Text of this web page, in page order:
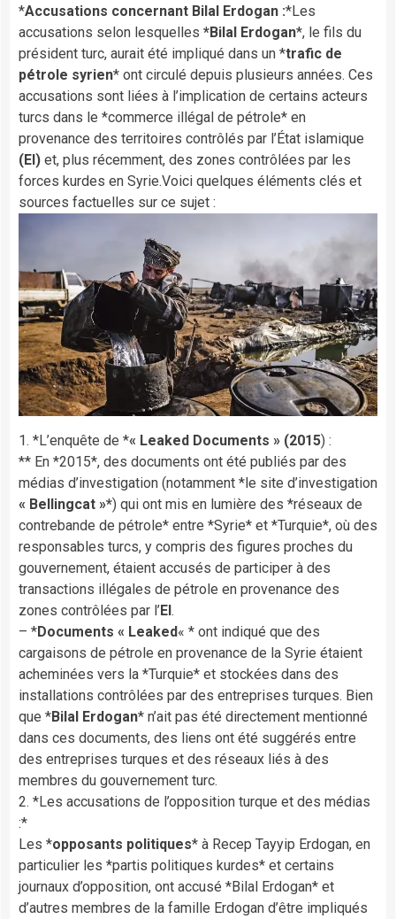
*Accusations concernant Bilal Erdogan :*Les
accusations selon lesquelles *Bilal Erdogan*, le fils du
président turc, aurait été impliqué dans un *trafic de
pétrole syrien* ont circulé depuis plusieurs années. Ces
accusations sont liées à l’implication de certains acteurs
turcs dans le *commerce illégal de pétrole* en
provenance des territoires contrôlés par l’État islamique
(EI) et, plus récemment, des zones contrôlées par les
forces kurdes en Syrie.Voici quelques éléments clés et
sources factuelles sur ce sujet :
1. *L’enquête de *« Leaked Documents » (2015) :
** En *2015*, des documents ont été publiés par des
médias d’investigation (notamment *le site d’investigation
« Bellingcat »*) qui ont mis en lumière des *réseaux de
contrebande de pétrole* entre *Syrie* et *Turquie*, où des
responsables turcs, y compris des figures proches du
gouvernement, étaient accusés de participer à des
transactions illégales de pétrole en provenance des
zones contrôlées par l’EI.
– *Documents « Leaked« * ont indiqué que des
cargaisons de pétrole en provenance de la Syrie étaient
acheminées vers la *Turquie* et stockées dans des
installations contrôlées par des entreprises turques. Bien
que *Bilal Erdogan* n’ait pas été directement mentionné
dans ces documents, des liens ont été suggérés entre
des entreprises turques et des réseaux liés à des
membres du gouvernement turc.
2. *Les accusations de l’opposition turque et des médias
:*
Les *opposants politiques* à Recep Tayyip Erdogan, en
particulier les *partis politiques kurdes* et certains
journaux d’opposition, ont accusé *Bilal Erdogan* et
d’autres membres de la famille Erdogan d’être impliqués